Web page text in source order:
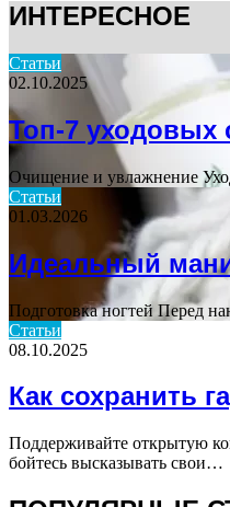
ИНТЕРЕСНОЕ
Статьи
02.10.2025
Топ-7 уходовых
Очищение и увлажнение
Статьи
01.03.2026
Идеальный
Подготовка ногтей Перед
Статьи
08.10.2025
Как сохранить
Поддерживайте открытую
бойтесь высказывать свои…